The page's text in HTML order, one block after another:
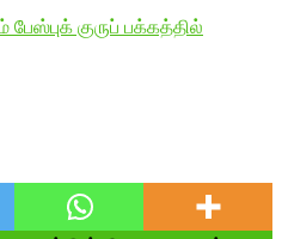
குருப் பக்கத்தில்